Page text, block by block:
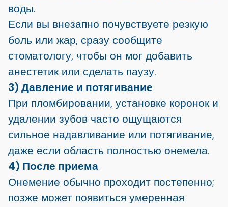
воды.
Если вы внезапно почувствуете резкую
боль или жар, сразу сообщите
стоматологу, чтобы он мог добавить
анестетик или сделать паузу.
3) Давление и потягивание
При пломбировании, установке коронок и
удалении зубов часто ощущаются
сильное надавливание или потягивание,
даже если область полностью онемела.
4) После приема
Онемение обычно проходит постепенно;
позже может появиться умеренная